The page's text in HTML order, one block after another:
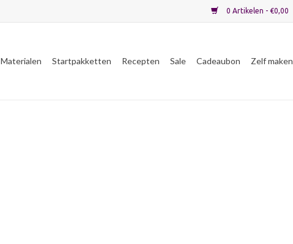
0 Artikelen - €0,00
Materialen Startpakketten Recepten Sale Cadeaubon Zelf maken